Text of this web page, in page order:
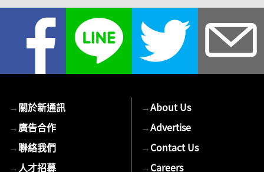
→關於新通訊
→廣告合作
→聯絡我們
→人才招募
→About Us
→Advertise
→Contact Us
→Careers